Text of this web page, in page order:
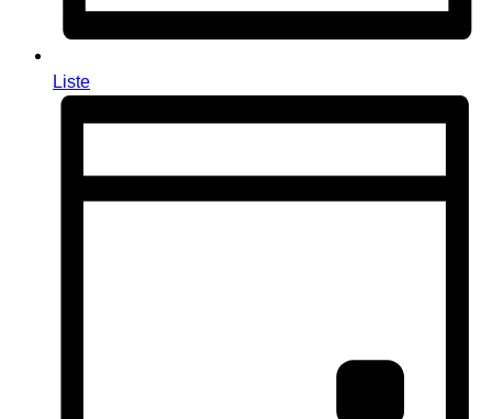
Liste